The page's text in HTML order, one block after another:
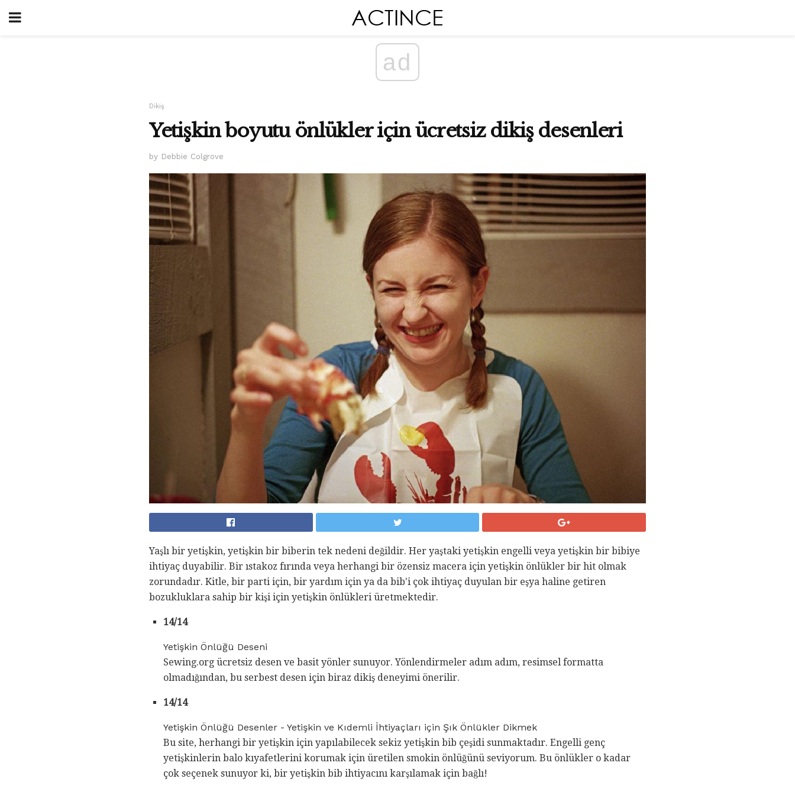
ad
Dikiş
Yetişkin boyutu önlükler için ücretsiz dikiş desenleri
by Debbie Colgrove
Yaşlı bir yetişkin, yetişkin bir biberin tek nedeni değildir. Her yaştaki yetişkin engelli veya yetişkin bir bibiye
ihtiyaç duyabilir. Bir ıstakoz fırında veya herhangi bir özensiz macera için yetişkin önlükler bir hit olmak
zorundadır. Kitle, bir parti için, bir yardım için ya da bib'i çok ihtiyaç duyulan bir eşya haline getiren
bozukluklara sahip bir kişi için yetişkin önlükleri üretmektedir.
14/14
Yetişkin Önlüğü Deseni
Sewing.org ücretsiz desen ve basit yönler sunuyor. Yönlendirmeler adım adım, resimsel formatta
olmadığından, bu serbest desen için biraz dikiş deneyimi önerilir.
14/14
Yetişkin Önlüğü Desenler - Yetişkin ve Kıdemli İhtiyaçları için Şık Önlükler Dikmek
Bu site, herhangi bir yetişkin için yapılabilecek sekiz yetişkin bib çeşidi sunmaktadır. Engelli genç
yetişkinlerin balo kıyafetlerini korumak için üretilen smokin önlüğünü seviyorum. Bu önlükler o kadar
çok seçenek sunuyor ki, bir yetişkin bib ihtiyacını karşılamak için bağlı!